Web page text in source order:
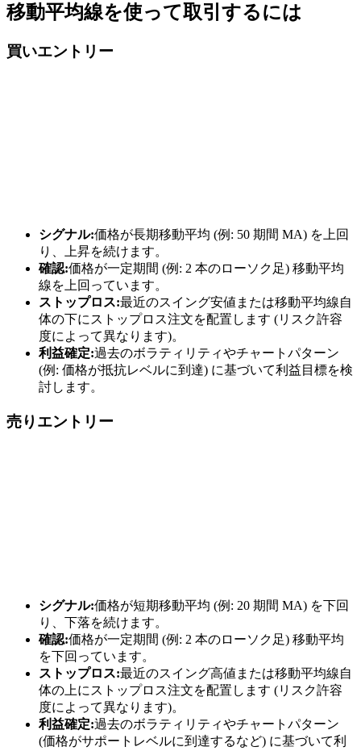
移動平均線を使って取引するには
買いエントリー
シグナル:価格が長期移動平均 (例: 50 期間 MA) を上回
り、上昇を続けます。
確認:価格が一定期間 (例: 2 本のローソク足) 移動平均
線を上回っています。
ストップロス:最近のスイング安値または移動平均線自
体の下にストップロス注文を配置します (リスク許容
度によって異なります)。
利益確定:過去のボラティリティやチャートパターン
(例: 価格が抵抗レベルに到達) に基づいて利益目標を検
討します。
売りエントリー
シグナル:価格が短期移動平均 (例: 20 期間 MA) を下回
り、下落を続けます。
確認:価格が一定期間 (例: 2 本のローソク足) 移動平均
を下回っています。
ストップロス:最近のスイング高値または移動平均線自
体の上にストップロス注文を配置します (リスク許容
度によって異なります)。
利益確定:過去のボラティリティやチャートパターン
(価格がサポートレベルに到達するなど) に基づいて利